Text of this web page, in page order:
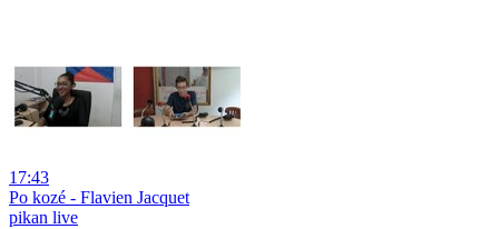
17:43
Po kozé - Flavien Jacquet
pikan live